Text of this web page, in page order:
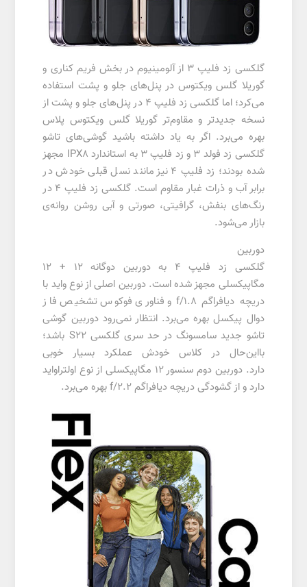
گلکسی زد فلیپ 3 از آلومینیوم در بخش فریم کناری و
گوریلا گلس ویکتوس در پنل‌های جلو و پشت استفاده
می‌کرد؛ اما گلکسی زد فلیپ 4 در پنل‌های جلو و پشت از
نسخه جدیدتر و مقاوم‌تر گوریلا گلس ویکتوس پلاس
بهره می‌برد. اگر به یاد داشته باشید گوشی‌های تاشو
گلکسی زد فولد 3 و زد فلیپ 3 به استاندارد IPX8 مجهز
شده بودند؛ زد فلیپ 4 نیز مانند نسل قبلی خودش در
برابر آب و ذرات غبار مقاوم است. گلکسی زد فلیپ 4 در
رنگ‌های بنفش، گرافیتی، صورتی و آبی روشن روانه‌ی
بازار می‌شود.
دوربین
گلکسی زد فلیپ 4 به دوربین دوگانه 12 + 12
مگاپیکسلی مجهز شده است. دوربین اصلی از نوع واید با
دریچه دیافراگم f/1.8 و فناوری فوکوس تشخیص فاز
دوال پیکسل بهره می‌برد. انتظار نمی‌رود دوربین‌ گوشی
تاشو جدید سامسونگ در حد سری گلکسی S22 باشد؛
بااین‌حال در کلاس خودش عملکرد بسیار خوبی
دارد. دوربین دوم سنسور 12 مگاپیکسلی از نوع اولتراواید
دارد و از گشودگی دریچه دیافراگم f/2.2 بهره می‌برد.